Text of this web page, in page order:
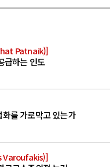
Patnaik)]
급하는 인도
를 가로막고 있는가
Varoufakis)]